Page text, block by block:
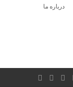
درباره ما